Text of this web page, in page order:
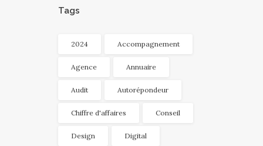
Tags
2024 Accompagnement
Agence Annuaire
Audit Autorépondeur
Chiffre d'affaires Conseil
Design Digital